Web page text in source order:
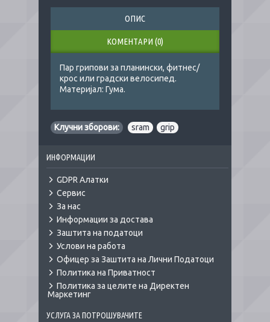
ОПИС
КОМЕНТАРИ (0)
Пар грипови за планински, фитнес/
крос или градски велосипед.
Материјал: Гума.
Клучни зборови: sram grip
ИНФОРМАЦИИ
GDPR Алатки
Сервис
За нас
Информации за достава
Заштита на податоци
Услови на работа
Офицер за Заштита на Лични Податоци
Политика на Приватност
Политика за целите на Директен
Маркетинг
УСЛУГА ЗА ПОТРОШУВАЧИТЕ